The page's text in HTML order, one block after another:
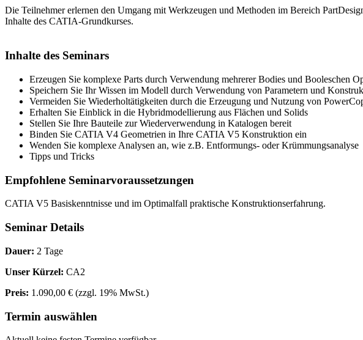
Die Teilnehmer erlernen den Umgang mit Werkzeugen und Methoden im Bereich
Inhalte des CATIA-Grundkurses.
Inhalte des Seminars
Erzeugen Sie komplexe Parts durch Verwendung mehrerer Bodies und Booleschen
Speichern Sie Ihr Wissen im Modell durch Verwendung von Parametern und
Vermeiden Sie Wiederholtätigkeiten durch die Erzeugung und Nutzung von
Erhalten Sie Einblick in die Hybridmodellierung aus Flächen und Solids
Stellen Sie Ihre Bauteile zur Wiederverwendung in Katalogen bereit
Binden Sie CATIA V4 Geometrien in Ihre CATIA V5 Konstruktion ein
Wenden Sie komplexe Analysen an, wie z.B. Entformungs- oder Krümmungsanalyse
Tipps und Tricks
Empfohlene Seminarvoraussetzungen
CATIA V5 Basiskenntnisse und im Optimalfall praktische Konstruktionserfahrung.
Seminar Details
Dauer: 2 Tage
Unser Kürzel: CA2
Preis: 1.090,00 € (zzgl. 19% MwSt.)
Termin auswählen